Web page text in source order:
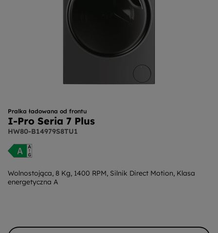
Pralka ładowana od frontu
I-Pro Seria 7 Plus
HW80-B14979S8TU1
Wolnostojąca, 8 Kg, 1400 RPM, Silnik Direct Motion, Klasa
energetyczna A